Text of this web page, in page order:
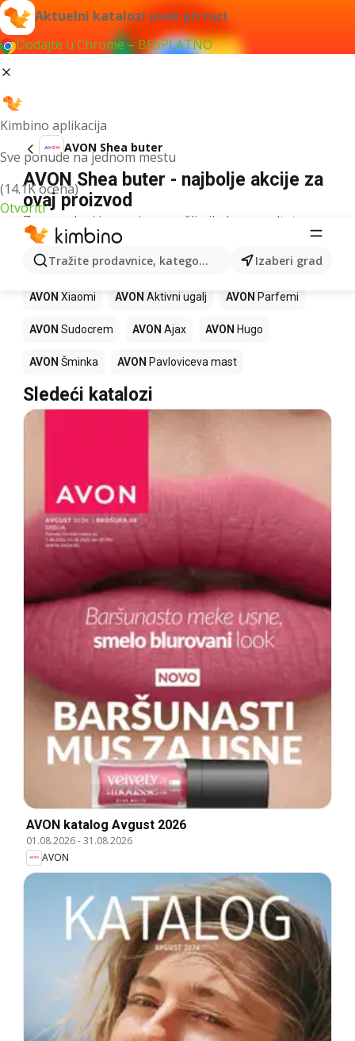
Aktuelni katalozi uvek pri ruci
Dodajte u Chrome – BESPLATNO
Kimbino aplikacija
Sve ponude na jednom mestu
(14.1K ocena)
Otvoriti
Tražite prodavnice, kategorije, proizvode...Izaberi grad
AVON Shea buter
AVON Shea buter - najbolje akcije za
ovaj proizvod
Za navedeni izraz nismo našli nikakav rezultat.
Drugi proizvodi u prodavnicama
AVON
AVON Xiaomi AVON Aktivni ugalj AVON Parfemi
AVON Sudocrem AVON Ajax AVON Hugo
AVON Šminka AVON Pavloviceva mast
Sledeći katalozi
AVON katalog Avgust 2026
01.08.2026-31.08.2026
AVON